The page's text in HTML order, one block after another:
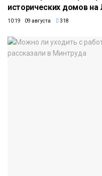
исторических домов
10:19 09 августа 318